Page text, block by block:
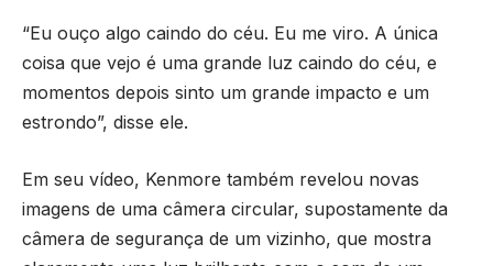
“Eu ouço algo caindo do céu. Eu me viro. A única
coisa que vejo é uma grande luz caindo do céu, e
momentos depois sinto um grande impacto e um
estrondo”, disse ele.
Em seu vídeo, Kenmore também revelou novas
imagens de uma câmera circular, supostamente da
câmera de segurança de um vizinho, que mostra